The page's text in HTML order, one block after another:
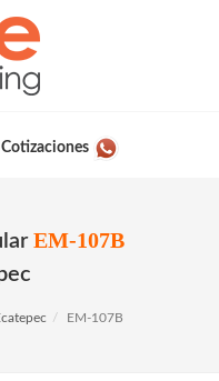
Cotizaciones
EM-107B
EM-107B